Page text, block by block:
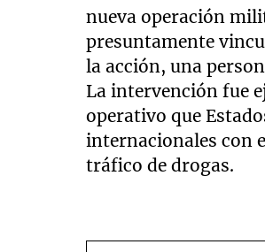
nueva operación
presuntamente
la acción, una
La intervención fue
operativo que
internacionales con
tráfico de drogas.